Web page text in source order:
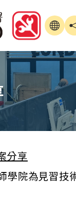
分享
學院為見習技